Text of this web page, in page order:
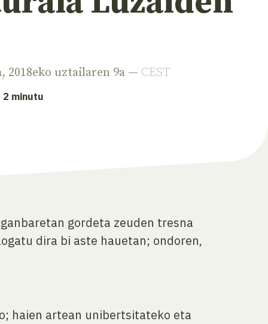
, 2018eko uztailaren 9a — CEST
minutu
gordeta zeuden tresna
dira bi aste hauetan; ondoren,
haien artean unibertsitateko eta